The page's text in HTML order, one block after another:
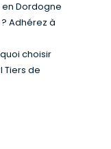
Dordogne
Adhérez à
choisir
Tiers de